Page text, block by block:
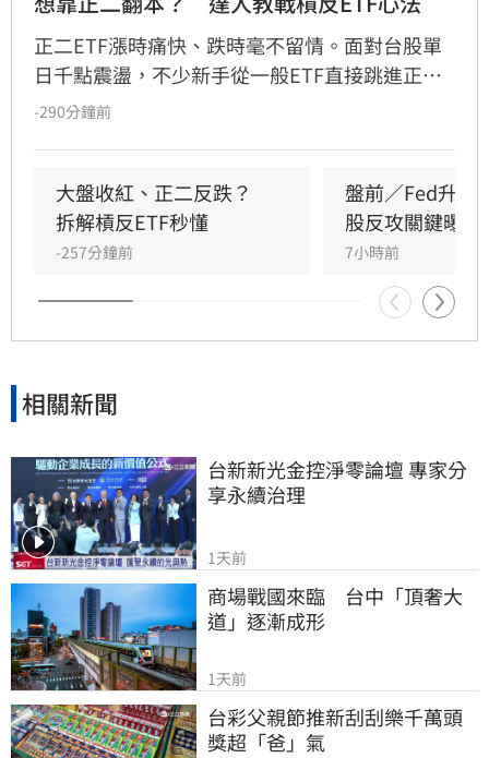
正二ETF漲時痛快、跌時毫不留情。面對台股單
日千點震盪，不少新手從一般ETF直接跳進正
二，誤把2倍槓桿當成2倍勝率。其實，最大風險
震盪行情下，投資游刃有餘。
-290分鐘前
大盤收紅、正二反跌？
拆解槓反ETF秒懂
-257分鐘前
盤前／Fed升息
股反攻關鍵曝光
7小時前
相關新聞
台新新光金控淨零論壇 專家分
享永續治理
1天前
商場戰國來臨　台中「頂奢大
道」逐漸成形
1天前
台彩父親節推新刮刮樂千萬頭
獎超「爸」氣